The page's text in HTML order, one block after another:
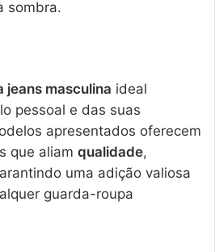
sombra.
jeans masculina ideal
pessoal e das suas
apresentados oferecem
que aliam qualidade,
uma adição valiosa
guarda-roupa